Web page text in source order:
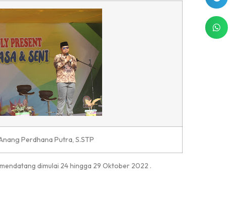
Perdhana Putra, S.STP
dimulai 24 hingga 29 Oktober 2022 .